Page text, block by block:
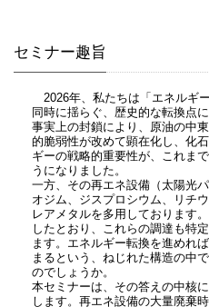
セミナー趣旨
2026年、私たちは「エネルギ
同時に揺らぐ、歴史的な転換点
事実上の封鎖により、原油の中
的脆弱性が改めて顕在化し、化
ギーの戦略的重要性が、これま
うになりました。
一方、その再エネ設備（太陽光
オジム、ジスプロシウム、リチ
レアメタルを多用しております
したとおり、これらの調達も特
ます。エネルギー転換を進めれ
まるという、ねじれた構造の中
のでしょうか。
本セミナーは、その答えの中核
します。再エネ設備の大量廃棄